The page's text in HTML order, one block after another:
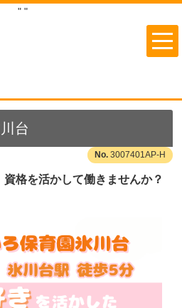
" "
台
3007401AP-H
資格を活かして働きませんか？